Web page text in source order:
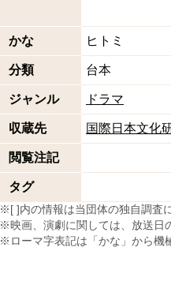
かな ヒトミ
分類 台本
ジャンル ドラマ
収蔵先 国際日本文化
閲覧注記
タグ
※[ ]内の情報は当団体の独自調査
※映画、演劇に関しては、放送日
※ローマ字表記は「かな」から機